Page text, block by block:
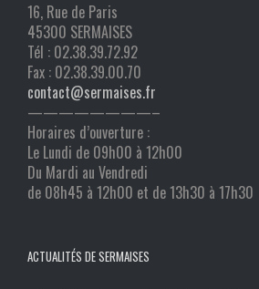
16, Rue de Paris
45300 SERMAISES
Tél : 02.38.39.72.92
Fax : 02.38.39.00.70
contact@sermaises.fr
————————–
Horaires d’ouverture :
Le Lundi de 09h00 à 12h00
Du Mardi au Vendredi
de 08h45 à 12h00 et de 13h30 à 17h30
ACTUALITÉS DE SERMAISES